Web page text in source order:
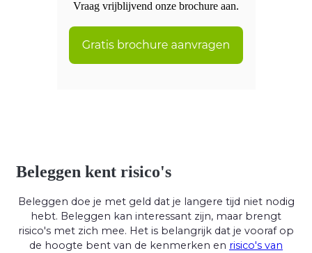
Vraag vrijblijvend onze brochure aan.
Beleggen kent risico's
Beleggen doe je met geld dat je langere tijd niet nodig
hebt. Beleggen kan interessant zijn, maar brengt
risico's met zich mee. Het is belangrijk dat je vooraf op
de hoogte bent van de kenmerken en risico's van